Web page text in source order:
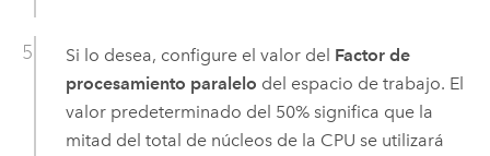
Si lo desea, configure el valor del Factor de
procesamiento paralelo del espacio de trabajo. El
valor predeterminado del 50% significa que la
mitad del total de núcleos de la CPU se utilizará